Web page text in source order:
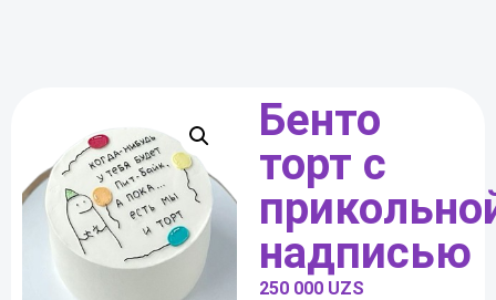
Бенто
торт с
надписью
250 000 UZS